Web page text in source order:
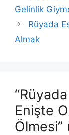
Gelinlik
Rüyada
Almak
Enişte